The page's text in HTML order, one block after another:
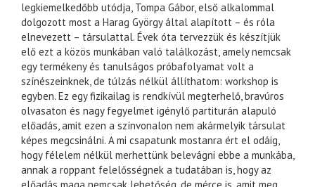
legkiemelkedőbb utódja, Tompa Gábor, első alkalommal
dolgozott most a Harag György által alapított – és róla
elnevezett – társulattal. Évek óta tervezzük és készítjük
elő ezt a közös munkában való találkozást, amely nemcsak
egy termékeny és tanulságos próbafolyamat volt a
színészeinknek, de túlzás nélkül állíthatom: workshop is
egyben. Ez egy fizikailag is rendkívül megterhelő, bravúros
olvasaton és nagy fegyelmet igénylő partiturán alapuló
előadás, amit ezen a színvonalon nem akármelyik társulat
képes megcsinálni. A mi csapatunk mostanra ért el odáig,
hogy félelem nélkül merhettünk belevágni ebbe a munkába,
annak a roppant felelősségnek a tudatában is, hogy az
előadás maga nemcsak lehetőség, de mérce is, amit meg